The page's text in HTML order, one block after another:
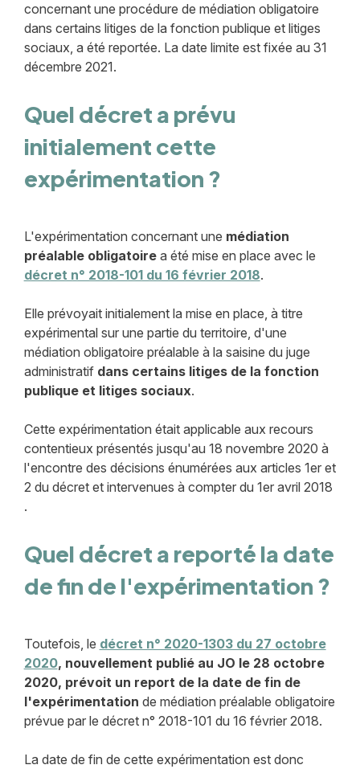
concernant une procédure de médiation obligatoire
dans certains litiges de la fonction publique et litiges
sociaux, a été reportée. La date limite est fixée au 31
décembre 2021.
Quel décret a prévu
initialement cette
expérimentation ?
L'expérimentation concernant une médiation
préalable obligatoirea été mise en place avec le
décret n° 2018-101 du 16 février 2018.
Elle prévoyait initialement la mise en place, à titre
expérimental sur une partie du territoire, d'une
médiation obligatoire préalable à la saisine du juge
administratif dans certains litiges de la fonction
publique et litiges sociaux.
Cette expérimentation était applicable aux recours
contentieux présentés jusqu'au 18 novembre 2020 à
l'encontre des décisions énumérées aux articles 1er et
2 du décret et intervenues à compter du 1er avril 2018
.
Quel décret a reporté la date
de fin de l'expérimentation ?
Toutefois, le décret n° 2020-1303 du 27 octobre
2020, nouvellement publié au JO le 28 octobre
2020, prévoit un report de la date de fin de
l'expérimentation de médiation préalable obligatoire
prévue par le décret n° 2018-101 du 16 février 2018.
La date de fin de cette expérimentation est donc